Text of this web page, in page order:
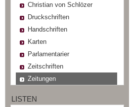
Christian von Schlözer
Druckschriften
Handschriften
Karten
Parlamentarier
Zeitschriften
Zeitungen
LISTEN